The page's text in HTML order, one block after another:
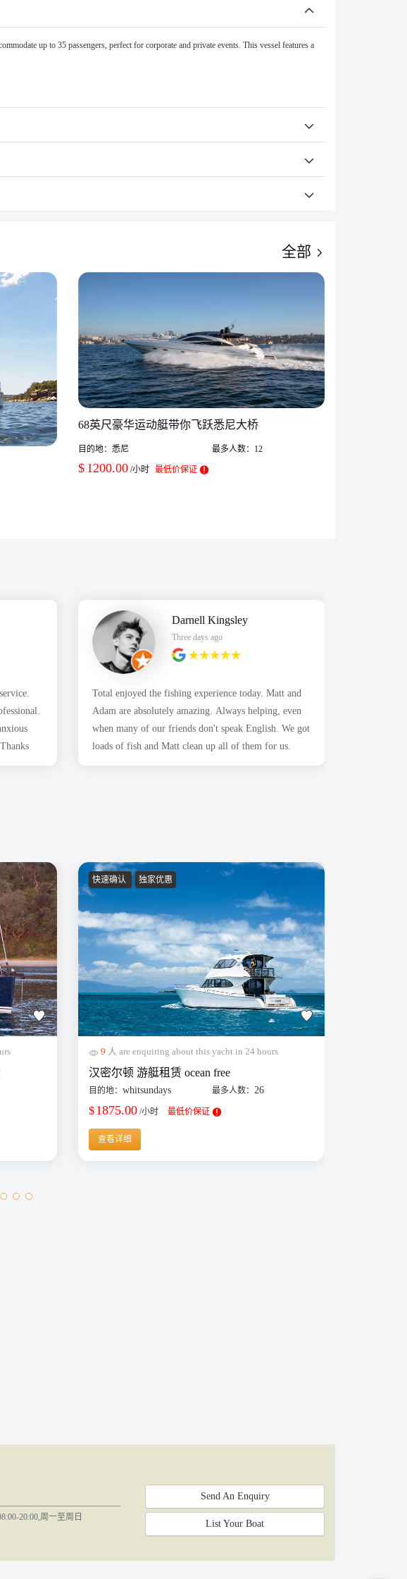
up to 35 passengers, perfect for corporate and private events. This vessel features a
全部
68英尺豪华运动艇带你飞跃悉尼大桥
目的地： 悉尼 最多人数： 12
$ 1200.00 /小时 最低价保证
Darnell Kingsley
Three days ago
Total enjoyed the fishing experience today. Matt and
Adam are absolutely amazing. Always helping, even
when many of our friends don't speak English. We got
loads of fish and Matt clean up all of them for us.
快速确认 独家优惠
9 人 are enquiring about this yacht in 24 hours
汉密尔顿 游艇租赁 ocean free
目的地： whitsundays 最多人数： 26
$1875.00 /小时 最低价保证
查看详细
20:00,周一至周日
Send An Enquiry
List Your Boat